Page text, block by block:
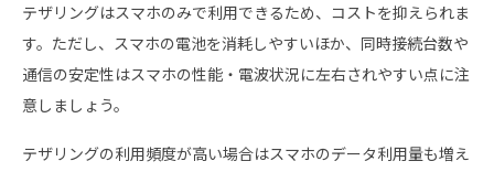
テザリングはスマホのみで利用できるため、コストを抑えられま
す。ただし、スマホの電池を消耗しやすいほか、同時接続台数や
通信の安定性はスマホの性能・電波状況に左右されやすい点に注
意しましょう。
テザリングの利用頻度が高い場合はスマホのデータ利用量も増え